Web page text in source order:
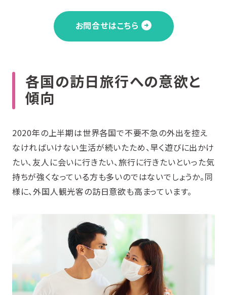
お問合せはこちら
各国の訪日旅行への意欲と
傾向
2020年の上半期は世界各国で不要不急の外出を控え
なければいけない生活が続いたため、早く遊びに出かけ
たい、友人に会いに行きたい、旅行に行きたいといった気
持ちが強くなっている方も多いのではないでしょうか。同
様に、外国人観光客の訪日意欲も高まっています。